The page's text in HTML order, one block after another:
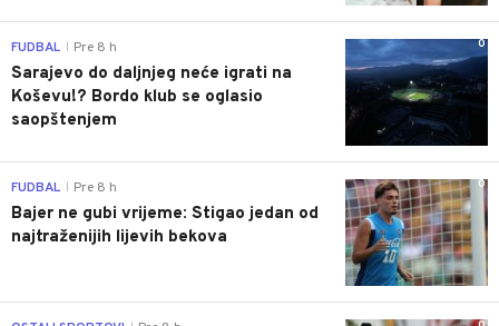
0
FUDBAL Pre 8 h
Sarajevo do daljnjeg neće igrati na
Koševu!? Bordo klub se oglasio
saopštenjem
0
FUDBAL Pre 8 h
Bajer ne gubi vrijeme: Stigao jedan od
najtraženijih lijevih bekova